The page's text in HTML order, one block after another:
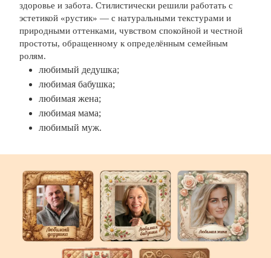
здоровье и забота. Стилистически решили работать с
эстетикой «рустик» — с натуральными текстурами и
природными оттенками, чувством спокойной и честной
простоты, обращенному к определённым семейным
ролям.
любимый дедушка;
любимая бабушка;
любимая жена;
любимая мама;
любимый муж.